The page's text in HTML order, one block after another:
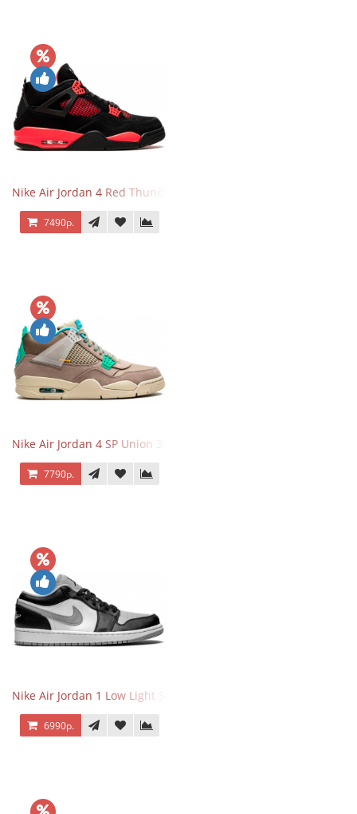
Nike Air Jordan 4 Red Thunder
7490р.
Nike Air Jordan 4 SP Union 30th Anniversary Taupe Haze
7790р.
Nike Air Jordan 1 Low Light Smoke Grey
6990р.